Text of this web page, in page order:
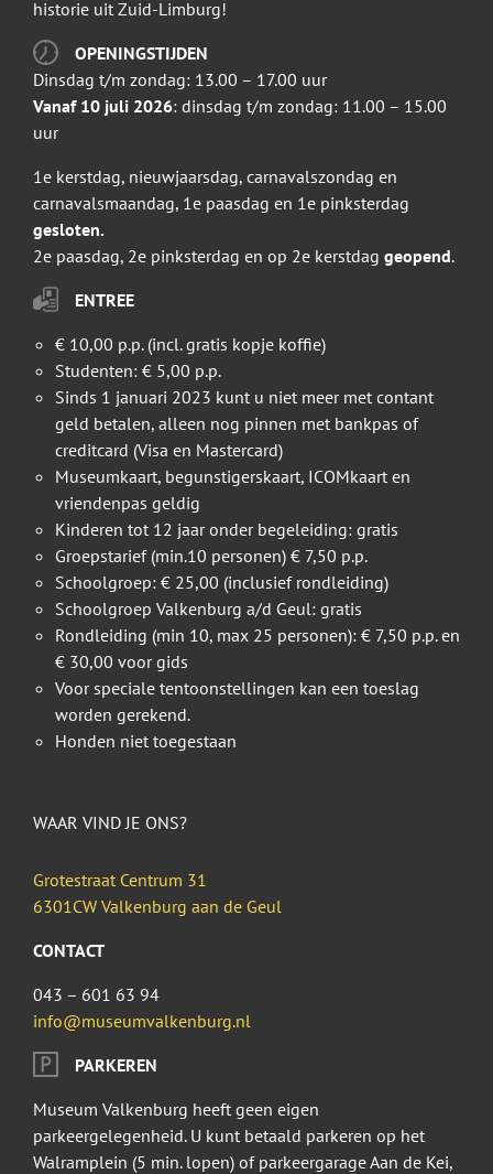
historie uit Zuid-Limburg!
OPENINGSTIJDEN
Dinsdag t/m zondag: 13.00 – 17.00 uur
Vanaf 10 juli 2026: dinsdag t/m zondag: 11.00 – 15.00
uur
1e kerstdag, nieuwjaarsdag, carnavalszondag en
carnavalsmaandag, 1e paasdag en 1e pinksterdag
gesloten.
2e paasdag, 2e pinksterdag en op 2e kerstdag geopend.
ENTREE
€ 10,00 p.p. (incl. gratis kopje koffie)
Studenten: € 5,00 p.p.
Sinds 1 januari 2023 kunt u niet meer met contant
geld betalen, alleen nog pinnen met bankpas of
creditcard (Visa en Mastercard)
Museumkaart, begunstigerskaart, ICOMkaart en
vriendenpas geldig
Kinderen tot 12 jaar onder begeleiding: gratis
Groepstarief (min.10 personen) € 7,50 p.p.
Schoolgroep: € 25,00 (inclusief rondleiding)
Schoolgroep Valkenburg a/d Geul: gratis
Rondleiding (min 10, max 25 personen): € 7,50 p.p. en
€ 30,00 voor gids
Voor speciale tentoonstellingen kan een toeslag
worden gerekend.
Honden niet toegestaan
WAAR VIND JE ONS?
Grotestraat Centrum 31
6301CW Valkenburg aan de Geul
CONTACT
043 – 601 63 94
info@museumvalkenburg.nl
PARKEREN
Museum Valkenburg heeft geen eigen
parkeergelegenheid. U kunt betaald parkeren op het
Walramplein (5 min. lopen) of parkeergarage Aan de Kei,